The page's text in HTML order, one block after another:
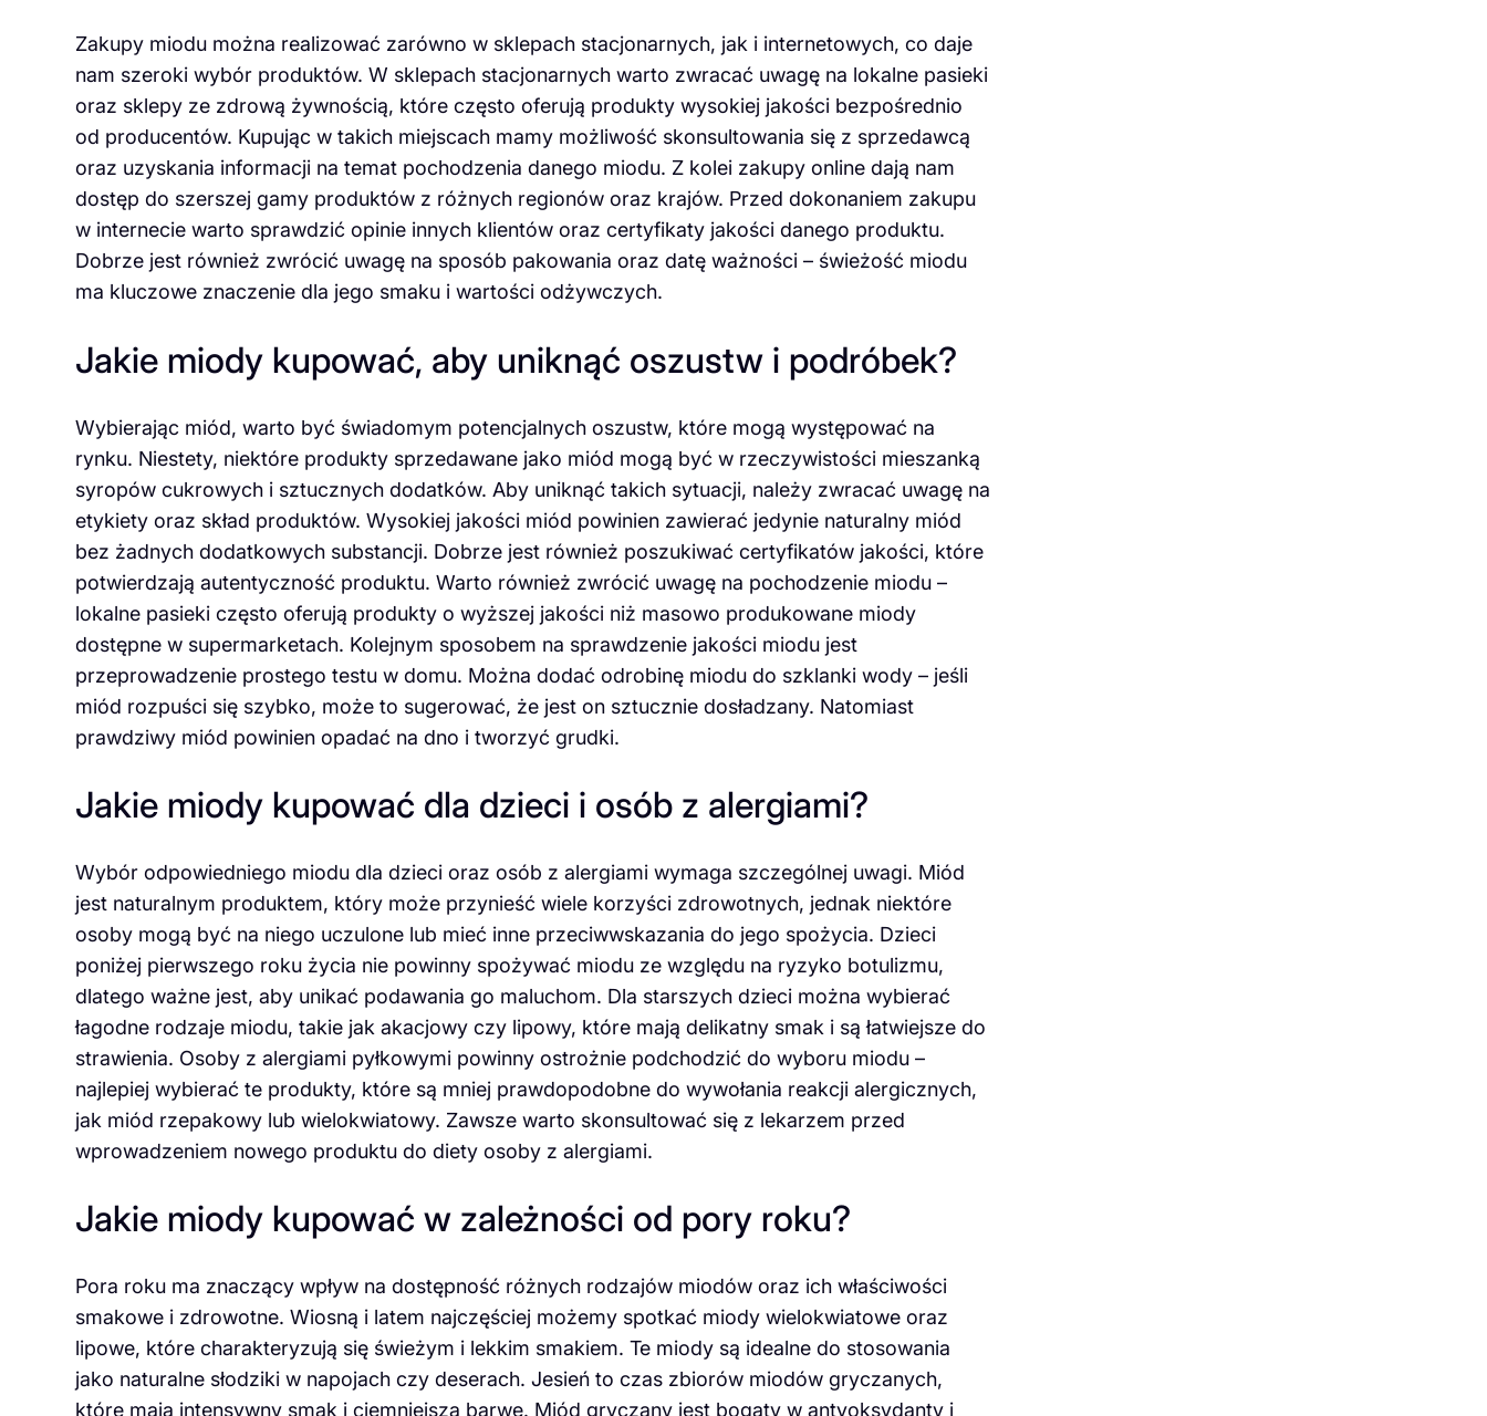
Zakupy miodu można realizować zarówno w sklepach stacjonarnych, jak i internetowych, co daje
nam szeroki wybór produktów. W sklepach stacjonarnych warto zwracać uwagę na lokalne pasieki
oraz sklepy ze zdrową żywnością, które często oferują produkty wysokiej jakości bezpośrednio
od producentów. Kupując w takich miejscach mamy możliwość skonsultowania się z sprzedawcą
oraz uzyskania informacji na temat pochodzenia danego miodu. Z kolei zakupy online dają nam
dostęp do szerszej gamy produktów z różnych regionów oraz krajów. Przed dokonaniem zakupu
w internecie warto sprawdzić opinie innych klientów oraz certyfikaty jakości danego produktu.
Dobrze jest również zwrócić uwagę na sposób pakowania oraz datę ważności – świeżość miodu
ma kluczowe znaczenie dla jego smaku i wartości odżywczych.
Jakie miody kupować, aby uniknąć oszustw i podróbek?
Wybierając miód, warto być świadomym potencjalnych oszustw, które mogą występować na
rynku. Niestety, niektóre produkty sprzedawane jako miód mogą być w rzeczywistości mieszanką
syropów cukrowych i sztucznych dodatków. Aby uniknąć takich sytuacji, należy zwracać uwagę na
etykiety oraz skład produktów. Wysokiej jakości miód powinien zawierać jedynie naturalny miód
bez żadnych dodatkowych substancji. Dobrze jest również poszukiwać certyfikatów jakości, które
potwierdzają autentyczność produktu. Warto również zwrócić uwagę na pochodzenie miodu –
lokalne pasieki często oferują produkty o wyższej jakości niż masowo produkowane miody
dostępne w supermarketach. Kolejnym sposobem na sprawdzenie jakości miodu jest
przeprowadzenie prostego testu w domu. Można dodać odrobinę miodu do szklanki wody – jeśli
miód rozpuści się szybko, może to sugerować, że jest on sztucznie dosładzany. Natomiast
prawdziwy miód powinien opadać na dno i tworzyć grudki.
Jakie miody kupować dla dzieci i osób z alergiami?
Wybór odpowiedniego miodu dla dzieci oraz osób z alergiami wymaga szczególnej uwagi. Miód
jest naturalnym produktem, który może przynieść wiele korzyści zdrowotnych, jednak niektóre
osoby mogą być na niego uczulone lub mieć inne przeciwwskazania do jego spożycia. Dzieci
poniżej pierwszego roku życia nie powinny spożywać miodu ze względu na ryzyko botulizmu,
dlatego ważne jest, aby unikać podawania go maluchom. Dla starszych dzieci można wybierać
łagodne rodzaje miodu, takie jak akacjowy czy lipowy, które mają delikatny smak i są łatwiejsze do
strawienia. Osoby z alergiami pyłkowymi powinny ostrożnie podchodzić do wyboru miodu –
najlepiej wybierać te produkty, które są mniej prawdopodobne do wywołania reakcji alergicznych,
jak miód rzepakowy lub wielokwiatowy. Zawsze warto skonsultować się z lekarzem przed
wprowadzeniem nowego produktu do diety osoby z alergiami.
Jakie miody kupować w zależności od pory roku?
Pora roku ma znaczący wpływ na dostępność różnych rodzajów miodów oraz ich właściwości
smakowe i zdrowotne. Wiosną i latem najczęściej możemy spotkać miody wielokwiatowe oraz
lipowe, które charakteryzują się świeżym i lekkim smakiem. Te miody są idealne do stosowania
jako naturalne słodziki w napojach czy deserach. Jesień to czas zbiorów miodów gryczanych,
które mają intensywny smak i ciemniejszą barwę. Miód gryczany jest bogaty w antyoksydanty i